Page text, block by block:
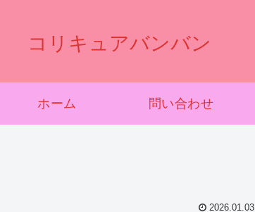
コリキュアバンバン
ホーム 問い合わせ
2026.01.03